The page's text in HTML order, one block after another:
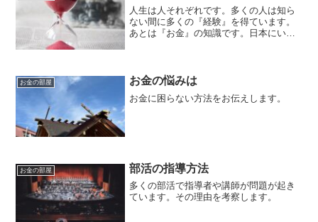
人生は人それぞれです。多くの人は知ら
ない間に多くの『経験』を得ています。
あとは『お金』の知識です。日本にいれ
お金の部屋 お金の悩みは
お金に困らない方法をお伝えします。
お金の部屋 部活の指導方法
多くの部活で指導者や講師が問題が起き
ています。その理由を考察します。